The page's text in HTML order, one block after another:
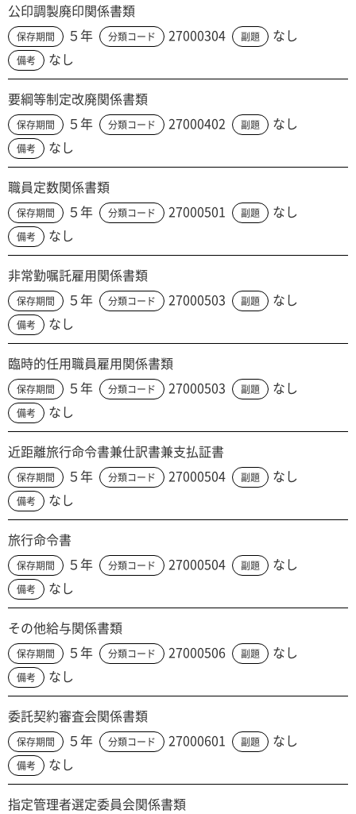
公印調製廃印関係書類
保存期間 ５年 分類コード 27000304 副題 なし
備考 なし
要綱等制定改廃関係書類
保存期間 ５年 分類コード 27000402 副題 なし
備考 なし
職員定数関係書類
保存期間 ５年 分類コード 27000501 副題 なし
備考 なし
非常勤嘱託雇用関係書類
保存期間 ５年 分類コード 27000503 副題 なし
備考 なし
臨時的任用職員雇用関係書類
保存期間 ５年 分類コード 27000503 副題 なし
備考 なし
近距離旅行命令書兼仕訳書兼支払証書
保存期間 ５年 分類コード 27000504 副題 なし
備考 なし
旅行命令書
保存期間 ５年 分類コード 27000504 副題 なし
備考 なし
その他給与関係書類
保存期間 ５年 分類コード 27000506 副題 なし
備考 なし
委託契約審査会関係書類
保存期間 ５年 分類コード 27000601 副題 なし
備考 なし
指定管理者選定委員会関係書類